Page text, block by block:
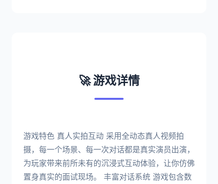
🚀 游戏详情
游戏特色 真人实拍互动 采用全动态真人视频拍
摄，每一个场景、每一次对话都是真实演员出演，
为玩家带来前所未有的沉浸式互动体验，让你仿佛
置身真实的面试现场。 丰富对话系统 游戏包含数